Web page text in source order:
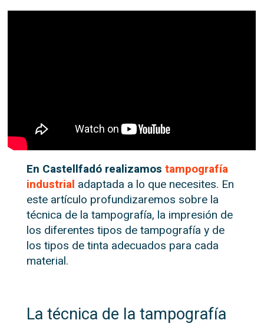
En Castellfadó realizamos tampografía
industrial adaptada a lo que necesites. En
este artículo profundizaremos sobre la
técnica de la tampografía, la impresión de
los diferentes tipos de tampografía y de
los tipos de tinta adecuados para cada
material.
La técnica de la tampografía